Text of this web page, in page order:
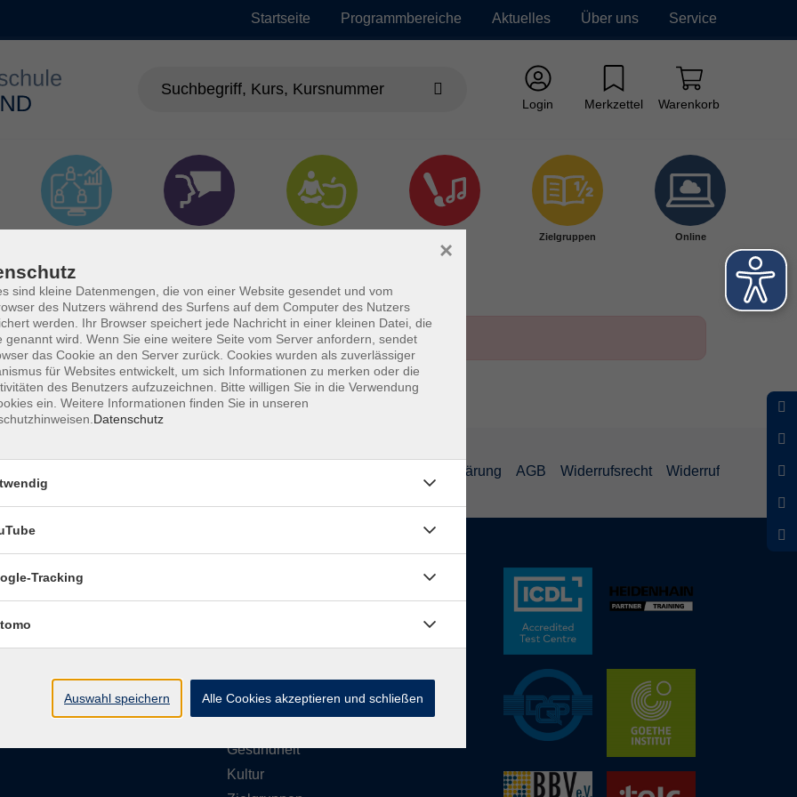
Startseite Programmbereiche Aktuelles Über uns Service
Login Merkzettel Warenkorb
Zielgruppen Online
Datenschutzerklärung AGB Widerrufsrecht Widerruf
bis Donnerstag
12:00 Uhr
Gesellschaft
EDV & Digitalisierung
Gesundheit
Kultur
sind kleine Datenmengen, die von einer Website gesendet und vom
des Nutzers während des Surfens auf dem Computer des Nutzers
werden. Ihr Browser speichert jede Nachricht in einer kleinen Datei, die
genannt wird. Wenn Sie eine weitere Seite vom Server anfordern, sendet
das Cookie an den Server zurück. Cookies wurden als zuverlässiger
für Websites entwickelt, um sich Informationen zu merken oder die
des Benutzers aufzuzeichnen. Bitte willigen Sie in die Verwendung
ein. Weitere Informationen finden Sie in unseren
Datenschutz
×
Tracking
Auswahl speichern Alle Cookies akzeptieren und schließen